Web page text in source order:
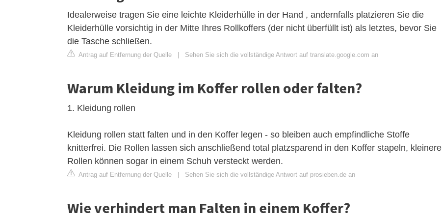
Idealerweise tragen Sie eine leichte Kleiderhülle in der Hand , andernfalls platzieren Sie die
Kleiderhülle vorsichtig in der Mitte Ihres Rollkoffers (der nicht überfüllt ist) als letztes, bevor Sie
die Tasche schließen.
Antrag auf Entfernung der Quelle | Sehen Sie sich die vollständige Antwort auf translate.google.com an
Warum Kleidung im Koffer rollen oder falten?
1. Kleidung rollen
Kleidung rollen statt falten und in den Koffer legen - so bleiben auch empfindliche Stoffe
knitterfrei. Die Rollen lassen sich anschließend total platzsparend in den Koffer stapeln, kleinere
Rollen können sogar in einem Schuh versteckt werden.
Antrag auf Entfernung der Quelle | Sehen Sie sich die vollständige Antwort auf prosieben.de an
Wie verhindert man Falten in einem Koffer?